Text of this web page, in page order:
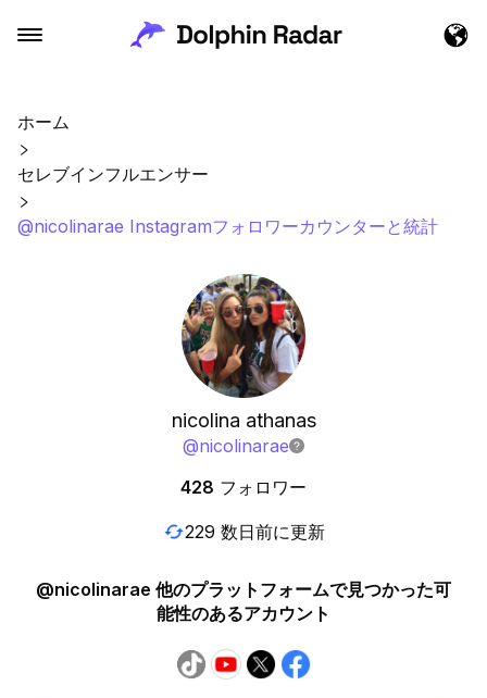
ホーム
セレブインフルエンサー
@nicolinarae Instagramフォロワーカウンターと統計
nicolina athanas
@nicolinarae
428 フォロワー
229 数日前に更新
@nicolinarae 他のプラットフォームで見つかった可
能性のあるアカウント